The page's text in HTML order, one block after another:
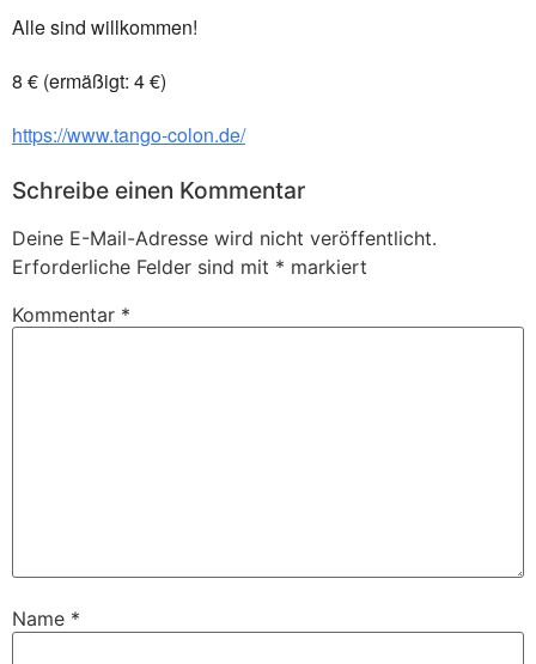
Alle sind willkommen!
8 € (ermäßigt: 4 €)
https://www.tango-colon.de/
Schreibe einen Kommentar
Deine E-Mail-Adresse wird nicht veröffentlicht.
Erforderliche Felder sind mit * markiert
Kommentar *
Name *